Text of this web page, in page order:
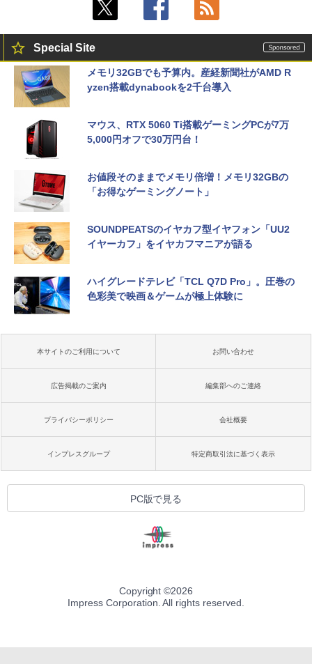
Special Site
メモリ32GBでも予算内。産経新聞社がAMD R
yzen搭載dynabookを2千台導入
マウス、RTX 5060 Ti搭載ゲーミングPCが7万
5,000円オフで30万円台！
お値段そのままでメモリ倍増！メモリ32GBの
「お得なゲーミングノート」
SOUNDPEATSのイヤカフ型イヤフォン「UU2
イヤーカフ」をイヤカフマニアが語る
ハイグレードテレビ「TCL Q7D Pro」。圧巻の
色彩美で映画＆ゲームが極上体験に
本サイトのご利用について お問い合わせ
広告掲載のご案内 編集部へのご連絡
プライバシーポリシー 会社概要
インプレスグループ 特定商取引法に基づく表示
PC版で見る
Copyright ©2026
Impress Corporation. All rights reserved.